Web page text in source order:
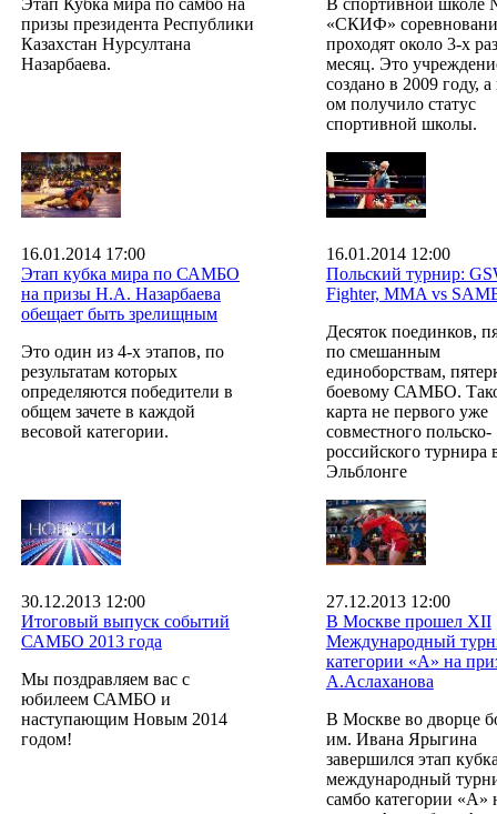
призы президента Республики
Казахстан Нурсултана
Назарбаева.
«СКИФ»
проходят около 3-х
месяц. Это
создано в 2009 году,
ом получило статус
спортивной школы.
16.01.2014 17:00
Этап кубка мира по САМБО
на призы Н.А. Назарбаева
обещает быть зрелищным
Это один из 4-х этапов, по
результатам которых
определяются победители в
общем зачете в каждой
весовой категории.
16.01.2014 12:00
Польский турнир:
Fighter, MMA vs
Десяток поединков,
по смешанным
единоборствам,
боевому САМБО.
карта не первого уже
совместного польско-
российского турнира
Эльблонге
30.12.2013 12:00
Итоговый выпуск событий
САМБО 2013 года
Мы поздравляем вас с
юбилеем САМБО и
наступающим Новым 2014
годом!
27.12.2013 12:00
В Москве прошел XII
Международный
категории «А» на
А.Аслаханова
В Москве во дворце
им. Ивана Ярыгина
завершился этап
международный
самбо категории «А»